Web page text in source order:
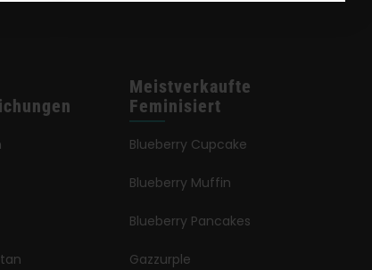
Meistverkaufte
Feminisiert
Blueberry Cupcake
Blueberry Muffin
Blueberry Pancakes
Gazzurple